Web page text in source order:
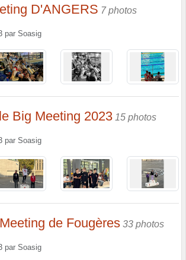
D'ANGERS 7 photos
par Soasig
Big Meeting 2023 15 photos
par Soasig
de Fougères 33 photos
par Soasig